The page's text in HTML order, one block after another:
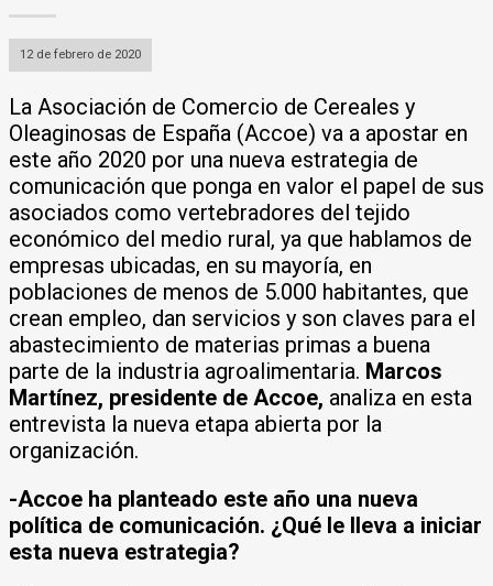
12 de febrero de 2020
La Asociación de Comercio de Cereales y
Oleaginosas de España (Accoe) va a apostar en
este año 2020 por una nueva estrategia de
comunicación que ponga en valor el papel de sus
asociados como vertebradores del tejido
económico del medio rural, ya que hablamos de
empresas ubicadas, en su mayoría, en
poblaciones de menos de 5.000 habitantes, que
crean empleo, dan servicios y son claves para el
abastecimiento de materias primas a buena
parte de la industria agroalimentaria. Marcos
Martínez, presidente de Accoe, analiza en esta
entrevista la nueva etapa abierta por la
organización.
-Accoe ha planteado este año una nueva
política de comunicación. ¿Qué le lleva a iniciar
esta nueva estrategia?